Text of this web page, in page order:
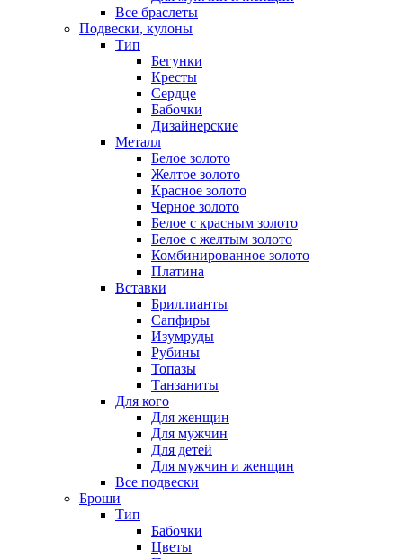
Все браслеты
Подвески, кулоны
Тип
Бегунки
Кресты
Сердце
Бабочки
Дизайнерские
Металл
Белое золото
Желтое золото
Красное золото
Черное золото
Белое с красным золото
Белое с желтым золото
Комбинированное золото
Платина
Вставки
Бриллианты
Сапфиры
Изумруды
Рубины
Топазы
Танзаниты
Для кого
Для женщин
Для мужчин
Для детей
Для мужчин и женщин
Все подвески
Броши
Тип
Бабочки
Цветы